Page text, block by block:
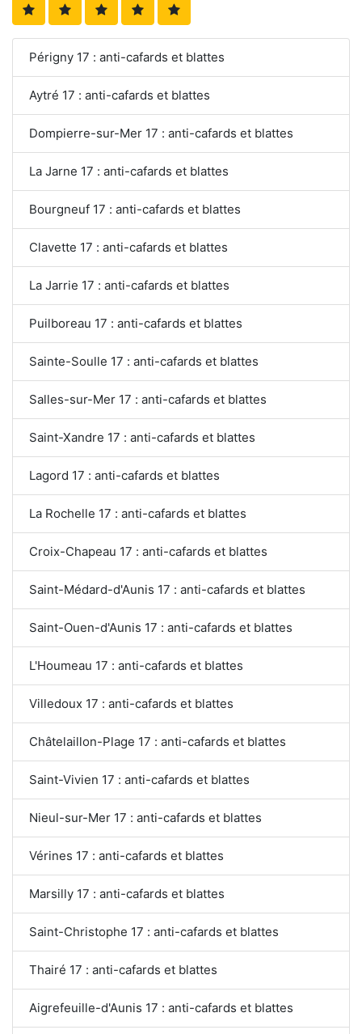
Périgny 17 : anti-cafards et blattes
Aytré 17 : anti-cafards et blattes
Dompierre-sur-Mer 17 : anti-cafards et blattes
La Jarne 17 : anti-cafards et blattes
Bourgneuf 17 : anti-cafards et blattes
Clavette 17 : anti-cafards et blattes
La Jarrie 17 : anti-cafards et blattes
Puilboreau 17 : anti-cafards et blattes
Sainte-Soulle 17 : anti-cafards et blattes
Salles-sur-Mer 17 : anti-cafards et blattes
Saint-Xandre 17 : anti-cafards et blattes
Lagord 17 : anti-cafards et blattes
La Rochelle 17 : anti-cafards et blattes
Croix-Chapeau 17 : anti-cafards et blattes
Saint-Médard-d'Aunis 17 : anti-cafards et blattes
Saint-Ouen-d'Aunis 17 : anti-cafards et blattes
L'Houmeau 17 : anti-cafards et blattes
Villedoux 17 : anti-cafards et blattes
Châtelaillon-Plage 17 : anti-cafards et blattes
Saint-Vivien 17 : anti-cafards et blattes
Nieul-sur-Mer 17 : anti-cafards et blattes
Vérines 17 : anti-cafards et blattes
Marsilly 17 : anti-cafards et blattes
Saint-Christophe 17 : anti-cafards et blattes
Thairé 17 : anti-cafards et blattes
Aigrefeuille-d'Aunis 17 : anti-cafards et blattes